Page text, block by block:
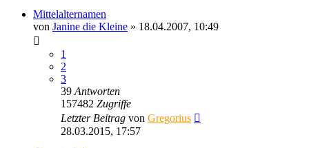
Mittelalternamen
von Janine die Kleine » 18.04.2007, 10:49
1
2
3
39Antworten
157482 Zugriffe
Letzter Beitrag von Gregorius
28.03.2015, 17:57